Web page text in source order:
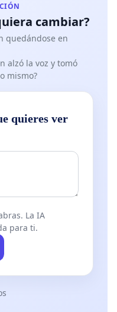
cambiar?
quedándose en
alzó la voz y tomó
mismo?
quieres ver
La IA
para ti.